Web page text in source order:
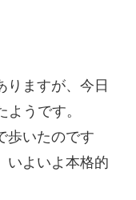
りますが、今日
うです。
歩いたのです
いよいよ本格的